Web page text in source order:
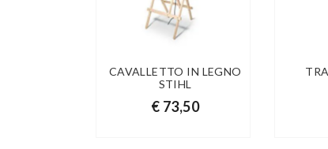
CAVALLETTO IN LEGNO
STIHL
€ 73,50